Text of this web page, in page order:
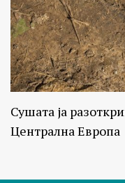
Сушата ја
Централна Европа